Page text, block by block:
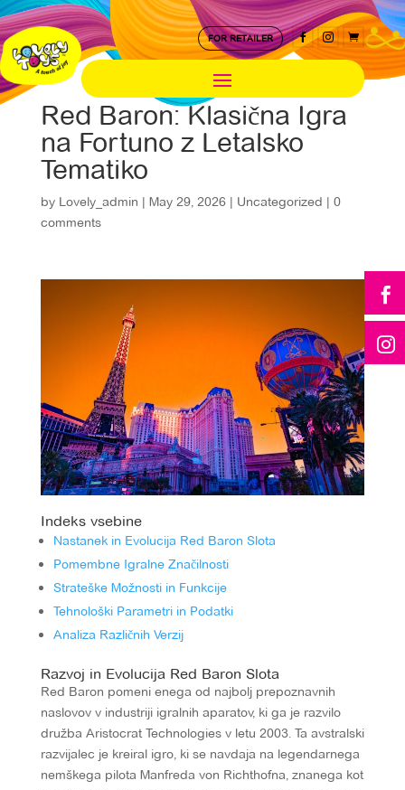
FOR RETAILER   


Red Baron: Klasična Igra
na Fortuno z Letalsko
Tematiko
by Lovely_admin | May 29, 2026| Uncategorized | 0
comments
Indeks vsebine
Nastanek in Evolucija Red Baron Slota
Pomembne Igralne Značilnosti
Strateške Možnosti in Funkcije
Tehnološki Parametri in Podatki
Analiza Različnih Verzij
Razvoj in Evolucija Red Baron Slota
Red Baron pomeni enega od najbolj prepoznavnih
naslovov v industriji igralnih aparatov, ki ga je razvilo
družba Aristocrat Technologies v letu 2003. Ta avstralski
razvijalec je kreiral igro, ki se navdaja na legendarnega
nemškega pilota Manfreda von Richthofna, znanega kot